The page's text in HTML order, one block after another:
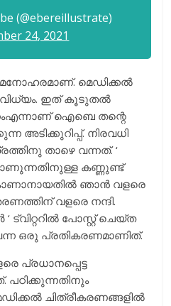
(@ebereillustrate)
24, 2021
മെഡിക്കൽ
ഇത് കൂടുതൽ
ഐബെ തന്റെ
അടിക്കുറിപ്പ്. നിരവധി
താഴെ വന്നത്. ‘
കണ്ണുണ്ട്
ഞാൻ വളരെ
വളരെ നന്ദി.
പോസ്റ്റ് ചെയ്ത
ഒരു പ്രതികരണമാണിത്.
പ്രധാനപ്പെട്ട
ചിത്രീകരണങ്ങളിൽ